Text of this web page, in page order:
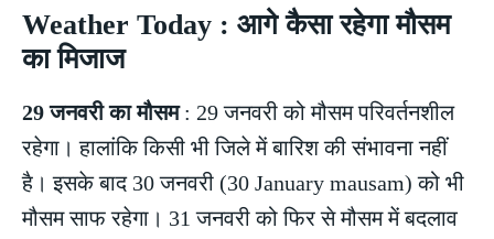
Weather Today : आगे कैसा रहेगा मौसम
का मिजाज
29 जनवरी का मौसम: 29 जनवरी को मौसम परिवर्तनशील
रहेगा। हालांकि किसी भी जिले में बारिश की संभावना नहीं
है। इसके बाद 30 जनवरी (30 January mausam) को भी
मौसम साफ रहेगा। 31 जनवरी को फिर से मौसम में बदलाव